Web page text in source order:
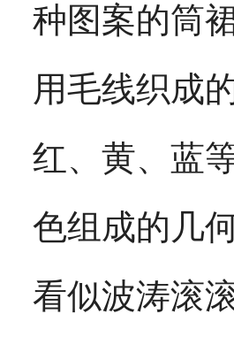
种图案的筒
用毛线织成
红、黄、蓝
色组成的几
看似波涛滚